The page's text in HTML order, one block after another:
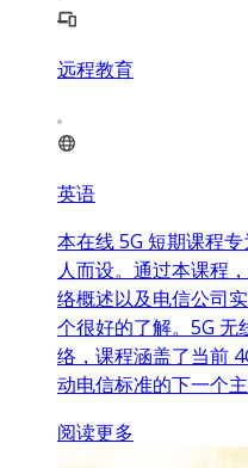
远程教育
英语
本在线 5G 短期课程
人而设。通过本课程
络概述以及电信公司
个很好的了解。5G 无
络，课程涵盖了当前
动电信标准的下一个主
阅读更多